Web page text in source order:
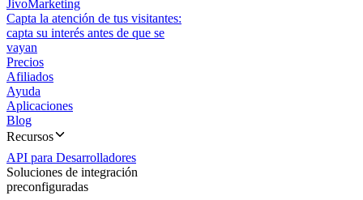
JivoMarketing
Capta la atención de tus visitantes:
capta su interés antes de que se
vayan
Precios
Afiliados
Ayuda
Aplicaciones
Blog
Recursos
API para Desarrolladores
Soluciones de integración
preconfiguradas